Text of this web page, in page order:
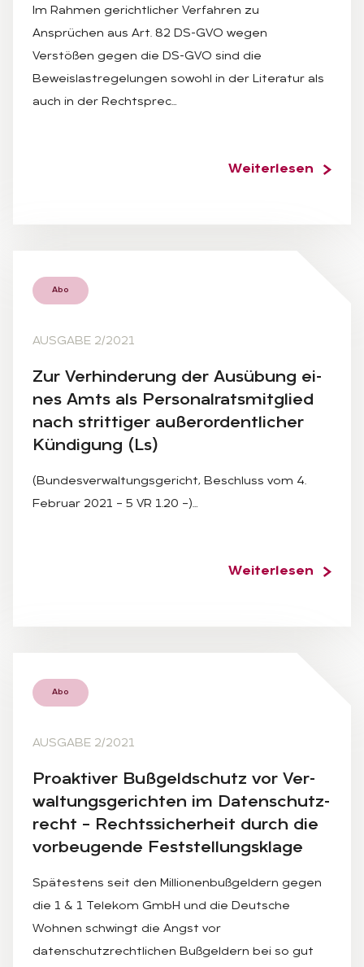
Im Rahmen gerichtlicher Verfahren zu
Ansprüchen aus Art. 82 DS-GVO wegen
Verstößen gegen die DS-GVO sind die
Beweislastregelungen sowohl in der Literatur als
auch in der Rechtsprec…
Weiterlesen
Abo
AUSGABE 2/2021
Zur Ver­hin­de­rung der Aus­übung ei­
nes Amts als Per­so­nal­rats­mit­glied
nach strit­ti­ger au­ßer­or­dent­li­cher
Kün­di­gung (Ls)
(Bundesverwaltungsgericht, Beschluss vom 4.
Februar 2021 – 5 VR 1.20 –)…
Weiterlesen
Abo
AUSGABE 2/2021
Pro­ak­ti­ver Buß­geld­schutz vor Ver­
wal­tungs­ge­rich­ten im Da­ten­schutz­
recht – Rechts­si­cher­heit durch die
vor­beu­gen­de Fest­stel­lungs­kla­ge
Spätestens seit den Millionenbußgeldern gegen
die 1 & 1 Telekom GmbH und die Deutsche
Wohnen schwingt die Angst vor
datenschutzrechtlichen Bußgeldern bei so gut